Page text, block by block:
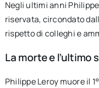
Negli ultimi anni
riservata, circondato
rispetto di colleghi e
La morte e l’ultimo
Philippe Leroy muore il